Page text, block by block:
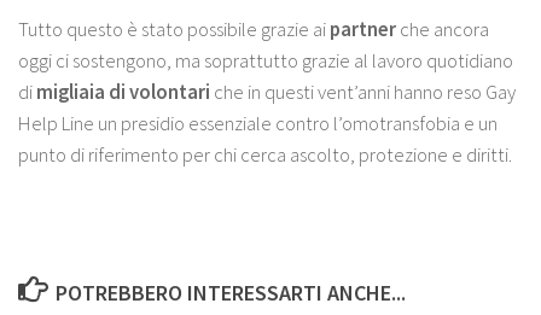
Tutto questo è stato possibile grazie aipartnerche ancora
oggi ci sostengono, ma soprattutto grazie al lavoro quotidiano
dimigliaia di volontari che in questi vent’anni hanno reso Gay
Help Line un presidio essenziale contro l’omotransfobia e un
punto di riferimento per chi cerca ascolto, protezione e diritti.
POTREBBERO INTERESSARTI ANCHE...